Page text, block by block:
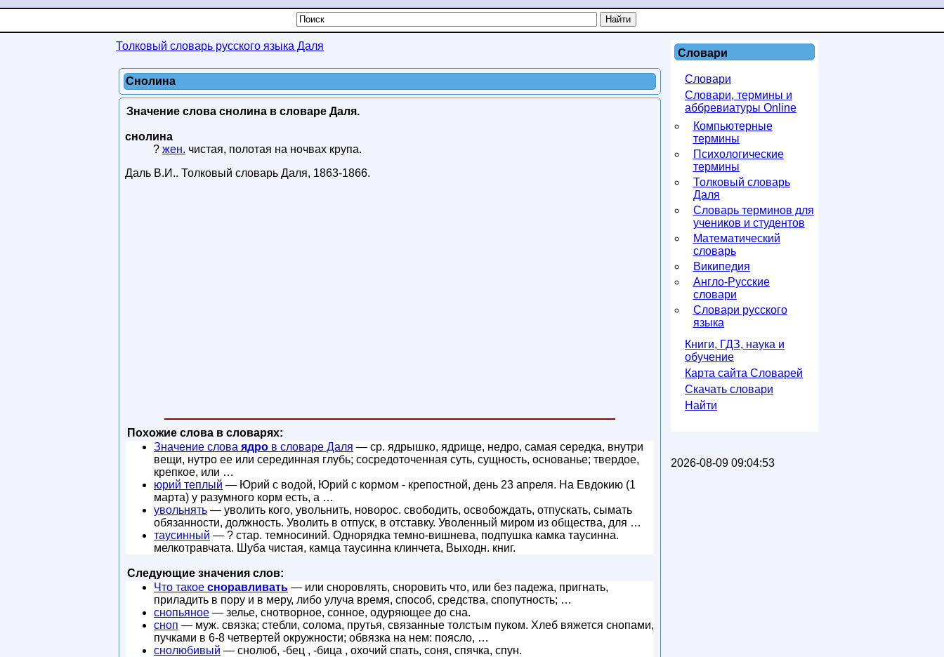
Толковый словарь русского языка Даля
Снолина
Значение слова снолина в словаре Даля.
снолина
? жен. чистая, полотая на ночвах крупа.
Даль В.И.. Толковый словарь Даля, 1863-1866.
Похожие слова в словарях:
Значение слова ядро в словаре Даля — ср. ядрышко, ядрище, недро, самая середка, внутри
вещи, нутро ее или серединная глубь; сосредоточенная суть, сущность, основанье; твердое,
крепкое, или …
юрий теплый — Юрий с водой, Юрий с кормом - крепостной, день 23 апреля. На Евдокию (1
марта) у разумного корм есть, а …
увольнять — уволить кого, увольнить, новорос. свободить, освобождать, отпускать, сымать
обязанности, должность. Уволить в отпуск, в отставку. Уволенный миром из общества, для …
таусинный — ? стар. темносиний. Однорядка темно-вишнева, подпушка камка таусинна.
мелкотравчата. Шуба чистая, камца таусинна клинчета, Выходн. книг.
Следующие значения слов:
Что такое сноравливать — или сноровлять, сноровить что, или без падежа, пригнать,
приладить в пору и в меру, либо улуча время, способ, средства, спопутность; …
снопьяное — зелье, снотворное, сонное, одуряющее до сна.
сноп — муж. связка; стебли, солома, прутья, связанные толстым пуком. Хлеб вяжется снопами,
пучками в 6-8 четвертей окружности; обвязка на нем: поясло, …
снолюбивый — снолюб, -бец , -бица , охочий спать, соня, спячка, спун.
Словари
Словари
Словари, термины и
аббревиатуры Online
Компьютерные
термины
Психологические
термины
Толковый словарь
Даля
Словарь терминов для
учеников и студентов
Математический
словарь
Википедия
Англо-Русские
словари
Словари русского
языка
Книги, ГДЗ, наука и
обучение
Карта сайта Словарей
Скачать словари
Найти
2026-08-09 09:04:53